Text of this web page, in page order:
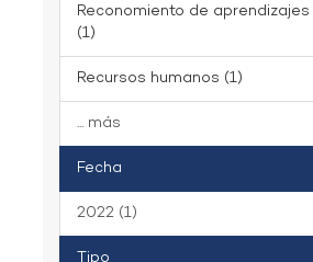
Reconomiento de aprendizajes
(1)
Recursos humanos (1)
... más
Fecha
2022 (1)